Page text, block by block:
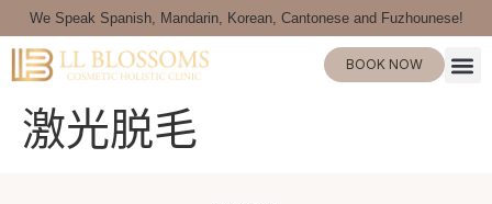
We Speak Spanish, Mandarin, Korean, Cantonese and Fuzhounese!
BOOK NOW
激光脱毛